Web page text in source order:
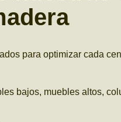
para optimizar cada
bajos, muebles altos,